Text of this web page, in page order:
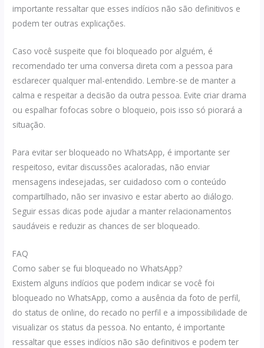
importante ressaltar que esses indícios não são definitivos e
podem ter outras explicações.
Caso você suspeite que foi bloqueado por alguém, é
recomendado ter uma conversa direta com a pessoa para
esclarecer qualquer mal-entendido. Lembre-se de manter a
calma e respeitar a decisão da outra pessoa. Evite criar drama
ou espalhar fofocas sobre o bloqueio, pois isso só piorará a
situação.
Para evitar ser bloqueado no WhatsApp, é importante ser
respeitoso, evitar discussões acaloradas, não enviar
mensagens indesejadas, ser cuidadoso com o conteúdo
compartilhado, não ser invasivo e estar aberto ao diálogo.
Seguir essas dicas pode ajudar a manter relacionamentos
saudáveis e reduzir as chances de ser bloqueado.
FAQ
Como saber se fui bloqueado no WhatsApp?
Existem alguns indícios que podem indicar se você foi
bloqueado no WhatsApp, como a ausência da foto de perfil,
do status de online, do recado no perfil e a impossibilidade de
visualizar os status da pessoa. No entanto, é importante
ressaltar que esses indícios não são definitivos e podem ter